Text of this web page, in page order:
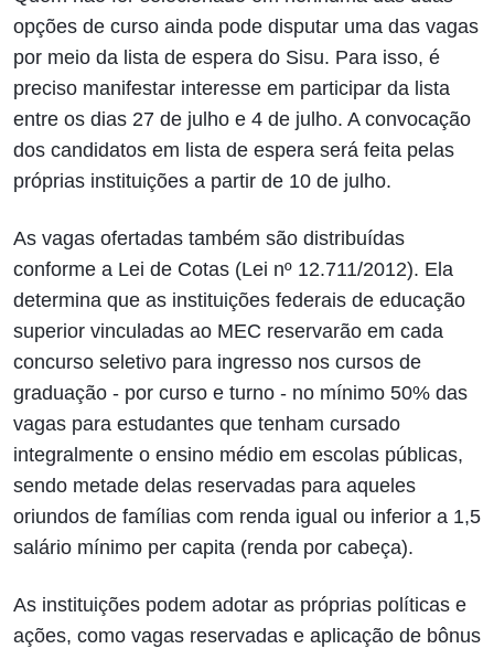
opções de curso ainda pode disputar uma das vagas
por meio da lista de espera do Sisu. Para isso, é
preciso manifestar interesse em participar da lista
entre os dias 27 de julho e 4 de julho. A convocação
dos candidatos em lista de espera será feita pelas
próprias instituições a partir de 10 de julho.
As vagas ofertadas também são distribuídas
conforme a Lei de Cotas (Lei nº 12.711/2012). Ela
determina que as instituições federais de educação
superior vinculadas ao MEC reservarão em cada
concurso seletivo para ingresso nos cursos de
graduação - por curso e turno - no mínimo 50% das
vagas para estudantes que tenham cursado
integralmente o ensino médio em escolas públicas,
sendo metade delas reservadas para aqueles
oriundos de famílias com renda igual ou inferior a 1,5
salário mínimo per capita (renda por cabeça).
As instituições podem adotar as próprias políticas e
ações, como vagas reservadas e aplicação de bônus